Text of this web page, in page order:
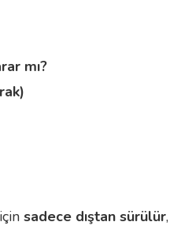
mı?
sadece dıştan sürülür,